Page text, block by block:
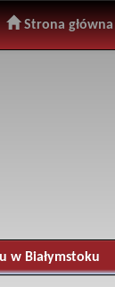
Strona główna
w Białymstoku